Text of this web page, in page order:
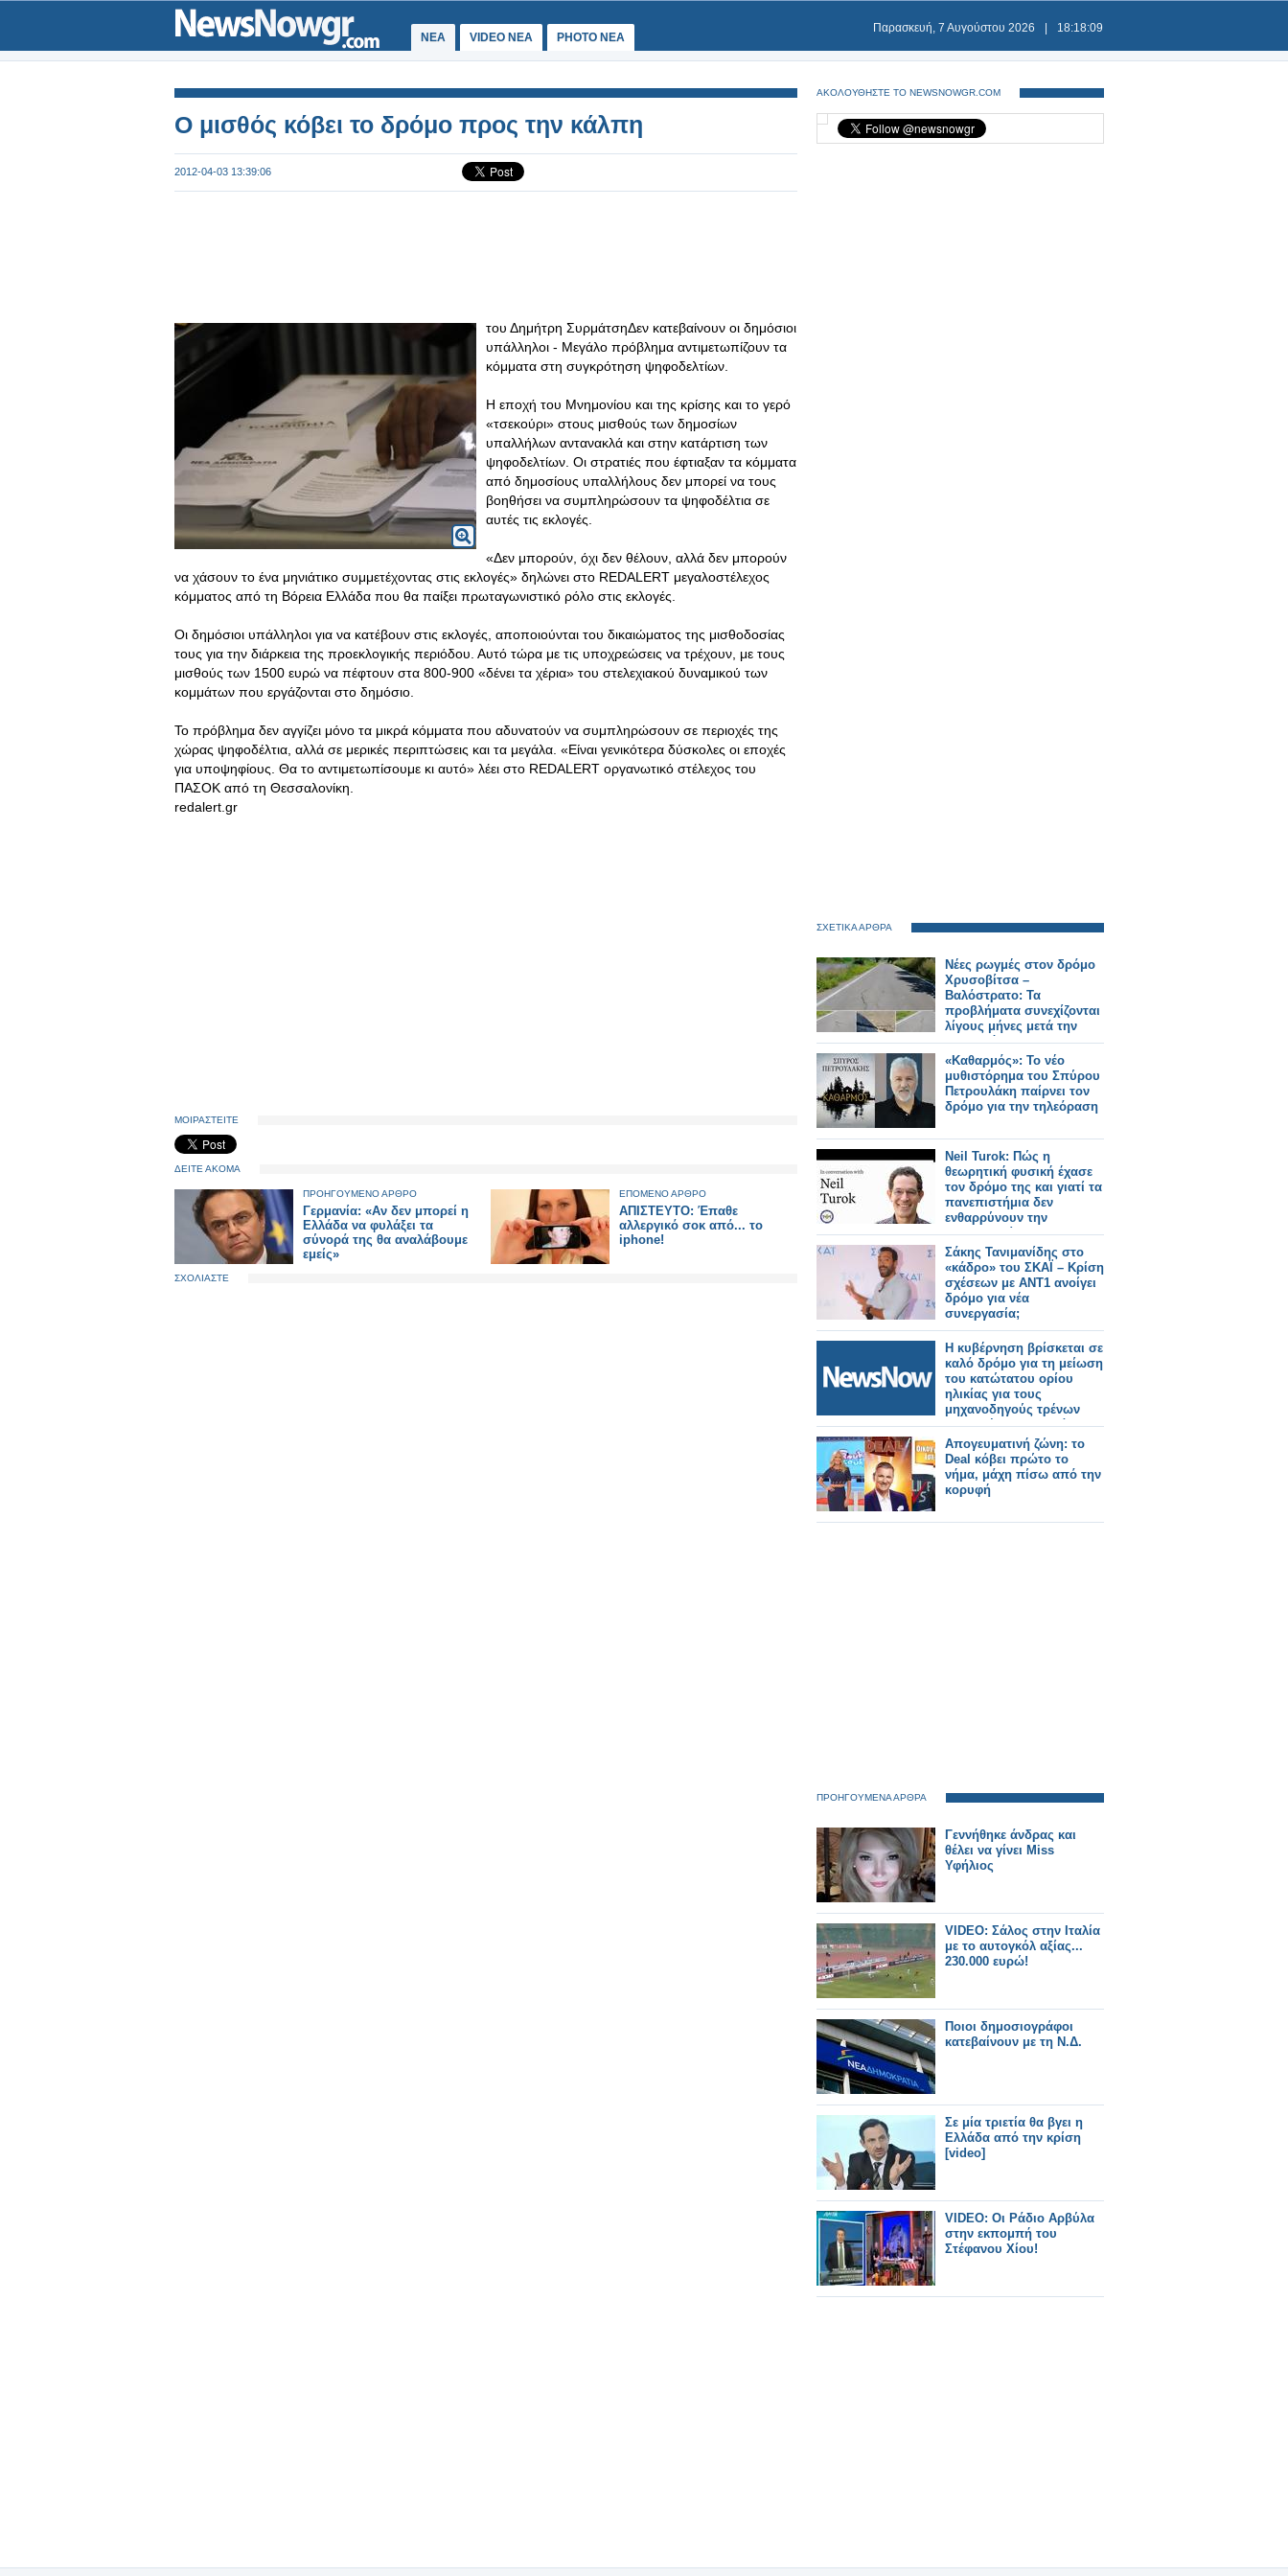
ΝΕΑ VIDEO NEA PHOTO NEA
Παρασκευή, 7 Αυγούστου 2026 18:18:09
Ο μισθός κόβει το δρόμο προς την κάλπη
2012-04-03 13:39:06
του Δημήτρη ΣυρμάτσηΔεν κατεβαίνουν οι δημόσιοι
υπάλληλοι - Μεγάλο πρόβλημα αντιμετωπίζουν τα
κόμματα στη συγκρότηση ψηφοδελτίων.
Η εποχή του Μνημονίου και της κρίσης και το γερό
«τσεκούρι» στους μισθούς των δημοσίων
υπαλλήλων αντανακλά και στην κατάρτιση των
ψηφοδελτίων. Οι στρατιές που έφτιαξαν τα κόμματα
από δημοσίους υπαλλήλους δεν μπορεί να τους
βοηθήσει να συμπληρώσουν τα ψηφοδέλτια σε
αυτές τις εκλογές.
«Δεν μπορούν, όχι δεν θέλουν, αλλά δεν μπορούν
να χάσουν το ένα μηνιάτικο συμμετέχοντας στις εκλογές» δηλώνει στο REDALERT μεγαλοστέλεχος
κόμματος από τη Βόρεια Ελλάδα που θα παίξει πρωταγωνιστικό ρόλο στις εκλογές.
Οι δημόσιοι υπάλληλοι για να κατέβουν στις εκλογές, αποποιούνται του δικαιώματος της μισθοδοσίας
τους για την διάρκεια της προεκλογικής περιόδου. Αυτό τώρα με τις υποχρεώσεις να τρέχουν, με τους
μισθούς των 1500 ευρώ να πέφτουν στα 800-900 «δένει τα χέρια» του στελεχιακού δυναμικού των
κομμάτων που εργάζονται στο δημόσιο.
Το πρόβλημα δεν αγγίζει μόνο τα μικρά κόμματα που αδυνατούν να συμπληρώσουν σε περιοχές της
χώρας ψηφοδέλτια, αλλά σε μερικές περιπτώσεις και τα μεγάλα. «Είναι γενικότερα δύσκολες οι εποχές
για υποψηφίους. Θα το αντιμετωπίσουμε κι αυτό» λέει στο REDALERT οργανωτικό στέλεχος του
ΠΑΣΟΚ από τη Θεσσαλονίκη.
redalert.gr
ΜΟΙΡΑΣΤΕΙΤΕ
ΔΕΙΤΕ ΑΚΟΜΑ
ΠΡΟΗΓΟΥΜΕΝΟ ΑΡΘΡΟ
Γερμανία: «Αν δεν μπορεί η
Ελλάδα να φυλάξει τα
σύνορά της θα αναλάβουμε
εμείς»
ΕΠΟΜΕΝΟ ΑΡΘΡΟ
ΑΠΙΣΤΕΥΤΟ: Έπαθε
αλλεργικό σοκ από... το
iphone!
ΣΧΟΛΙΑΣΤΕ
ΑΚΟΛΟΥΘΗΣΤΕ ΤΟ NEWSNOWGR.COM
ΣΧΕΤΙΚΑ ΑΡΘΡΑ
Νέες ρωγμές στον δρόμο
Χρυσοβίτσα –
Βαλόστρατο: Τα
προβλήματα συνεχίζονται
λίγους μήνες μετά την
ασφαλτόστρωση
«Καθαρμός»: Το νέο
μυθιστόρημα του Σπύρου
Πετρουλάκη παίρνει τον
δρόμο για την τηλεόραση
Neil Turok: Πώς η
θεωρητική φυσική έχασε
τον δρόμο της και γιατί τα
πανεπιστήμια δεν
ενθαρρύνουν την
πρωτοτυπία
Σάκης Τανιμανίδης στο
«κάδρο» του ΣΚΑΪ – Κρίση
σχέσεων με ΑΝΤ1 ανοίγει
δρόμο για νέα
συνεργασία;
Η κυβέρνηση βρίσκεται σε
καλό δρόμο για τη μείωση
του κατώτατου ορίου
ηλικίας για τους
μηχανοδηγούς τρένων
στα 18 έτη στη Μεγάλη
Βρετανία
Απογευματινή ζώνη: το
Deal κόβει πρώτο το
νήμα, μάχη πίσω από την
κορυφή
ΠΡΟΗΓΟΥΜΕΝΑ ΑΡΘΡΑ
Γεννήθηκε άνδρας και
θέλει να γίνει Miss
Υφήλιος
VIDEO: Σάλος στην Ιταλία
με το αυτογκόλ αξίας...
230.000 ευρώ!
Ποιοι δημοσιογράφοι
κατεβαίνουν με τη Ν.Δ.
Σε μία τριετία θα βγει η
Ελλάδα από την κρίση
[video]
VIDEO: Οι Ράδιο Αρβύλα
στην εκπομπή του
Στέφανου Χίου!